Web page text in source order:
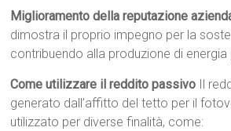
Miglioramento della reputazione
dimostra il proprio impegno per la
contribuendo alla produzione di energia
Come utilizzare il reddito passivo Il
generato dall’affitto del tetto per il
utilizzato per diverse finalità, come: